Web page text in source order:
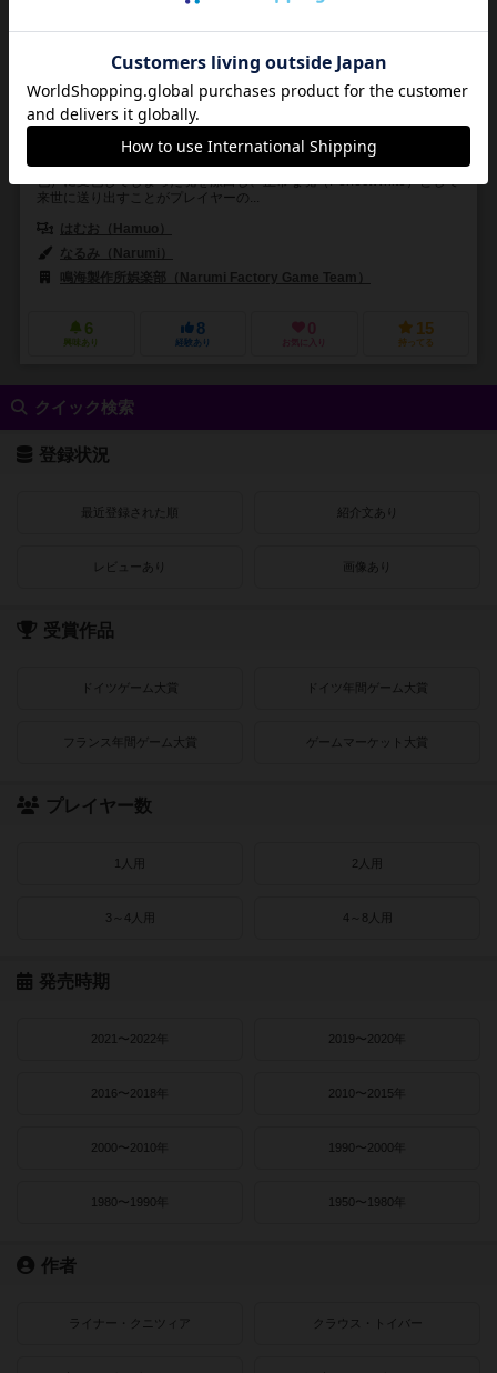
2～5人 10～30分
もう はたらけない
かろうし（概念）したことで凄い色（R（赤）とG（緑）とB（青）の3
来世に送り出すことがプレイヤーの...
はむお（Hamuo）
なるみ（Narumi）
鳴海製作所娯楽部（Narumi Factory Game Team）
6
興味あり
8
経験あり
0
お気に入り
15
持ってる
クイック検索
登録状況
最近登録された順 紹介文あり
レビューあり 画像あり
受賞作品
ドイツゲーム大賞 ドイツ年間ゲーム大賞
フランス年間ゲーム大賞 ゲームマーケット大賞
プレイヤー数
1人用 2人用
3～4人用 4～8人用
発売時期
2021〜2022年 2019〜2020年
2016〜2018年 2010〜2015年
2000〜2010年 1990〜2000年
1980〜1990年 1950〜1980年
作者
ライナー・クニツィア クラウス・トイバー